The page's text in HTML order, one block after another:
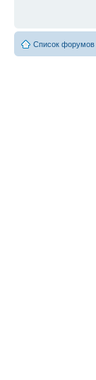
Список форумов